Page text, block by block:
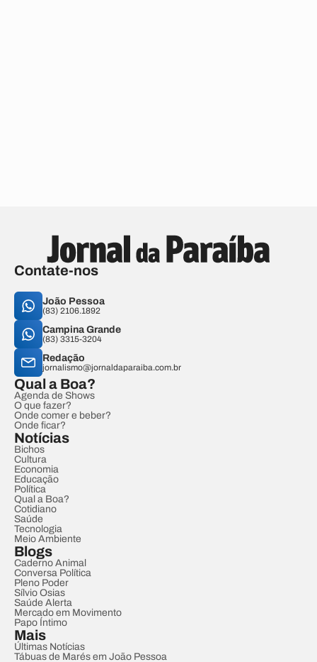
Contate-nos
João Pessoa
(83) 2106.1892
Campina Grande
(83) 3315-3204
Redação
jornalismo@jornaldaparaiba.com.br
Qual a Boa?
Agenda de Shows
O que fazer?
Onde comer e beber?
Onde ficar?
Notícias
Bichos
Cultura
Economia
Educação
Política
Qual a Boa?
Cotidiano
Saúde
Tecnologia
Meio Ambiente
Blogs
Caderno Animal
Conversa Política
Pleno Poder
Sílvio Osias
Saúde Alerta
Mercado em Movimento
Papo Íntimo
Mais
Últimas Notícias
Tábuas de Marés em João Pessoa